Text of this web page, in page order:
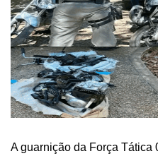
A guarnição da Força Tática